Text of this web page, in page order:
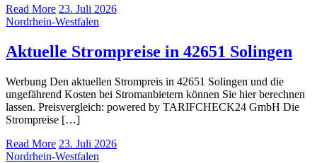
Read More 23. Juli 2026
Nordrhein-Westfalen
Aktuelle Strompreise in 42651 Solingen
Werbung Den aktuellen Strompreis in 42651 Solingen und die
ungefährend Kosten bei Stromanbietern können Sie hier berechnen
lassen. Preisvergleich: powered by TARIFCHECK24 GmbH Die
Strompreise […]
Read More 23. Juli 2026
Nordrhein-Westfalen